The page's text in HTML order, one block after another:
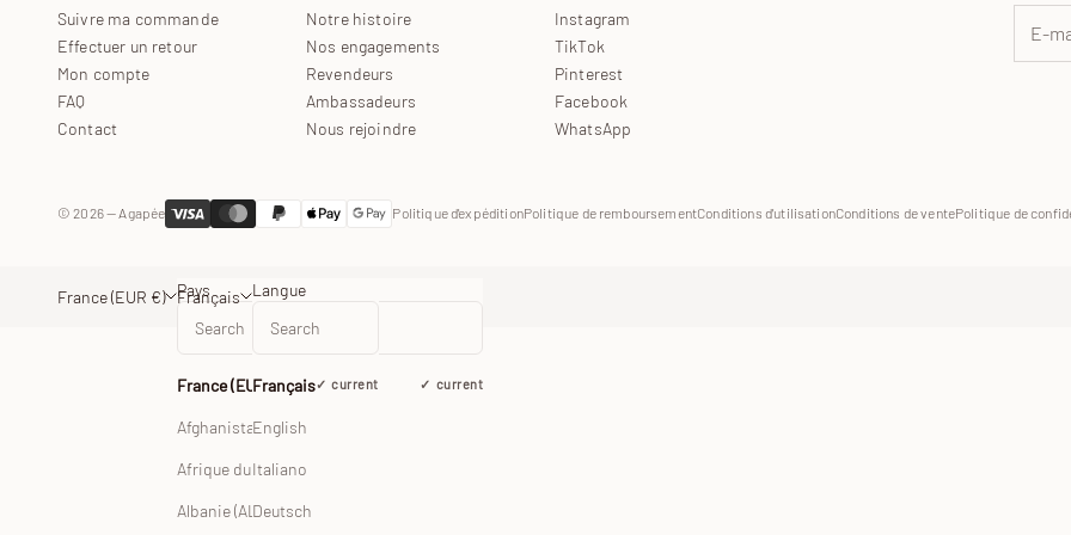
Suivre ma commande
Effectuer un retour
Mon compte
FAQ
Contact
Notre histoire
Nos engagements
Revendeurs
Ambassadeurs
Nous rejoindre
Instagram
TikTok
Pinterest
Facebook
WhatsApp
© 2026 — Agapée Politique d'expéditionPolitique de remboursementConditions d'utilisationConditions de ventePolitique de
France (EUR €) Pays
France (EUR €) current
Afghanistan (EUR €)
Afrique du Sud (EUR €)
Albanie (ALL L)
Français Langue
Français current
English
Italiano
Deutsch